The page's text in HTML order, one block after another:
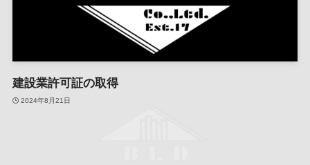
建設業許可証の取得
2024年8月21日